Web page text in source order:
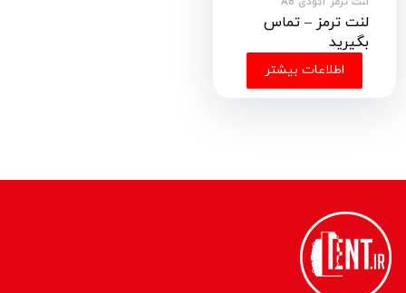
لنت ترمز – تماس
بگیرید
اطلاعات بیشتر